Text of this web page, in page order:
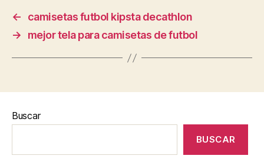
←
camisetas futbol kipsta decathlon
→
mejor tela para camisetas de futbol
Buscar
BUSCAR